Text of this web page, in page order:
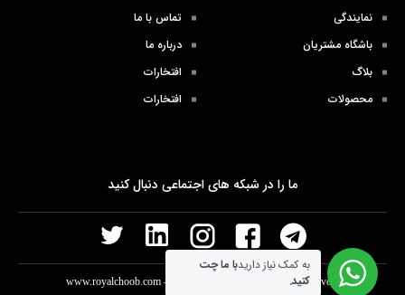
نمایندگی
باشگاه مشتریان
بلاگ
محصولات
تماس با ما
درباره ما
افتخارات
افتخارات
ما را در شبکه های اجتماعی دنبال کنید
www.royalchoob.com - Copyright © 2026 - All rights reserved.
به کمک نیاز داریدبا ما چت
کنید.